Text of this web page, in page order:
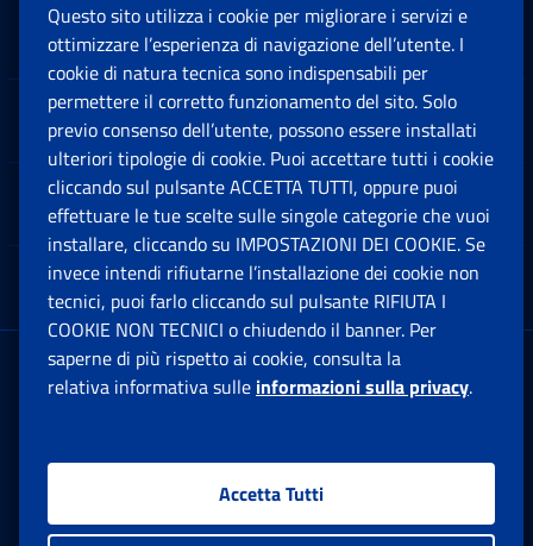
Sedi e Contatti
Software
Note Legali
App mobile
Sede Legale : Via Ciro il Grande, 21
00144 Roma
Questo sito utilizza i cookie per migliorare i servizi e
ottimizzare l’esperienza di navigazione dell’utente. I
cookie di natura tecnica sono indispensabili per
permettere il corretto funzionamento del sito. Solo
previo consenso dell’utente, possono essere installati
ulteriori tipologie di cookie. Puoi accettare tutti i cookie
cliccando sul pulsante ACCETTA TUTTI, oppure puoi
effettuare le tue scelte sulle singole categorie che vuoi
installare, cliccando su IMPOSTAZIONI DEI COOKIE. Se
invece intendi rifiutarne l’installazione dei cookie non
tecnici, puoi farlo cliccando sul pulsante RIFIUTA I
COOKIE NON TECNICI o chiudendo il banner. Per
saperne di più rispetto ai cookie, consulta la
relativa informativa sulle informazioni sulla privacy.
Accetta Tutti